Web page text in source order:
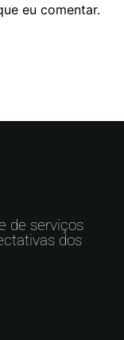
eu comentar.
de serviços
dos